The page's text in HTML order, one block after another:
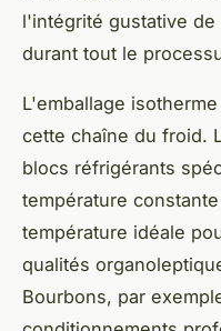
l'intégrité gustative
durant tout le
L'emballage
cette chaîne du froid.
blocs réfrigérants
température
température idéale
qualités
Bourbons, par